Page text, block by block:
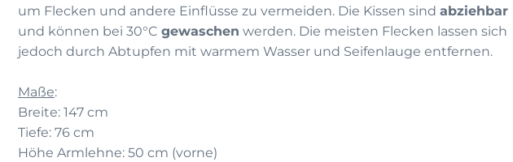
um Flecken und andere Einflüsse zu vermeiden. Die Kissen sind abziehbar
und können bei 30°C gewaschen werden. Die meisten Flecken lassen sich
jedoch durch Abtupfen mit warmem Wasser und Seifenlauge entfernen.
Maße:
Breite: 147 cm
Tiefe: 76 cm
Höhe Armlehne: 50 cm (vorne)